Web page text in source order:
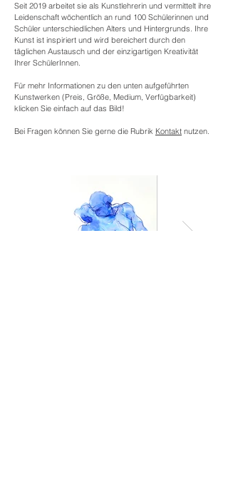
Seit 2019 arbeitet sie als Kunstlehrerin und vermittelt ihre
Leidenschaft wöchentlich an rund 100 Schülerinnen und
Schüler unterschiedlichen Alters und Hintergrunds. Ihre
Kunst ist inspiriert und wird bereichert durch den
täglichen Austausch und der einzigartigen Kreativität
Ihrer SchülerInnen.
Für mehr Informationen zu den unten aufgeführten
Kunstwerken (Preis, Größe, Medium, Verfügbarkeit)
klicken Sie einfach auf das Bild!
Bei Fragen können Sie gerne die Rubrik Kontakt nutzen.